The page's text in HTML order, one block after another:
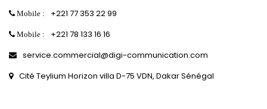
Mobile : +221 77 353 22 99
Mobile :
+221 78 133 16 16
service.commercial@digi-communication.com
Cité Teylium Horizon villa D-75 VDN, Dakar Sénégal